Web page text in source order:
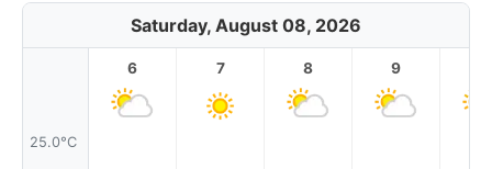
Saturday, August 08, 2026
25.0°C
6 7 8 9